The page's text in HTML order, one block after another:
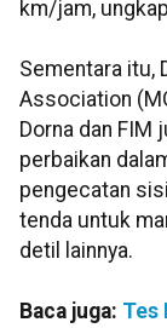
km/jam,
Sementara itu,
Association
Dorna dan FIM
perbaikan
pengecatan
tenda untuk
detil lainnya.
Baca juga: Tes